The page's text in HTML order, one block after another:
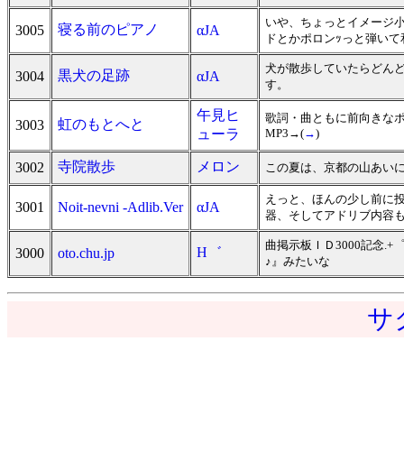
3005 寝る前のピアノ αJA
いや、ちょっとイメージ
ドとかポロンｯっと弾い
3004 黒犬の足跡 αJA
犬が散歩していたらどん
す。
3003 虹のもとへと
午見ヒ
ューラ
歌詞・曲ともに前向き
MP3→(→)
3002 寺院散歩 メロン この夏は、京都の山あい
3001 Noit-nevni -Adlib.Ver αJA
えっと、ほんの少し前に
器、そしてアドリブ内容
3000 oto.chu.jp H゛
曲掲示板ＩＤ3000記念.+
♪』みたいな
サ